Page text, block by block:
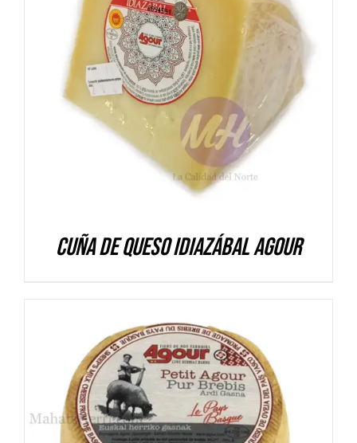
DETALLES
Cuña de queso Idiazábal Agour